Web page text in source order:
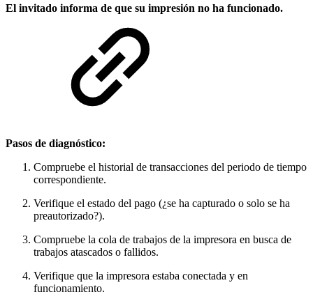
El invitado informa de que su impresión no ha funcionado.
Pasos de diagnóstico:
Compruebe el historial de transacciones del periodo de tiempo
correspondiente.
Verifique el estado del pago (¿se ha capturado o solo se ha
preautorizado?).
Compruebe la cola de trabajos de la impresora en busca de
trabajos atascados o fallidos.
Verifique que la impresora estaba conectada y en
funcionamiento.